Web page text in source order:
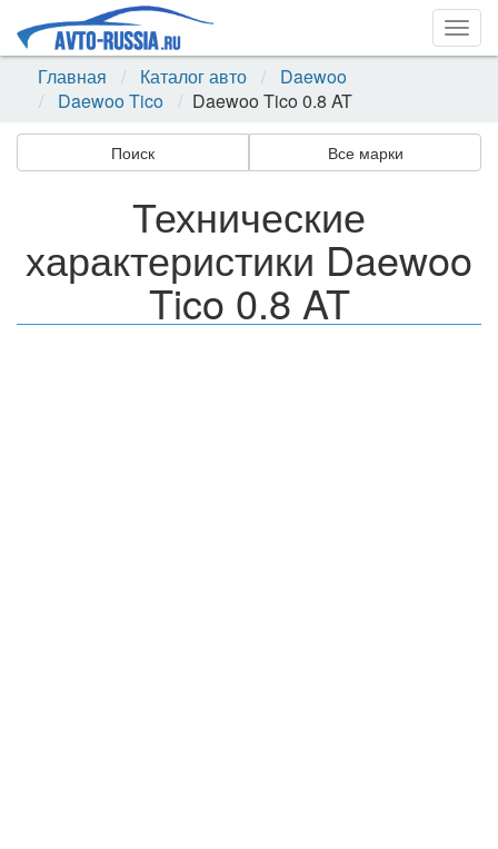
Главная
Каталог авто
Daewoo
Daewoo Tico
Daewoo Tico 0.8 AT
Поиск Все марки
Технические
характеристики Daewoo
Tico 0.8 AT